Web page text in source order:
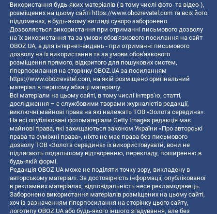
Використання будь-яких матеріалів ( в тому числі фото- та відео-),
розміщених на цьому сайті https://www.obozrevatel.com та всіх його
піддоменах, в будь-якому вигляді суворо заборонено.
Дозволяється використання при отриманні письмового дозволу
на їх використання та за умови обов'язкового посилання на сайт
OBOZ.UA, а для інтернет-видань - при отриманні письмового
дозволу на їх використання та за умови обов'язкового
розміщення прямого, відкритого для пошукових систем,
гіперпосилання на сторінку OBOZ.UA за посиланням
https://www.obozrevatel.com, на якій розміщено оригінальний
матеріал в першому абзаці матеріалу.
Всі матеріали на цьому сайті, в тому числі інтерв’ю, статті,
дослідження – є службовими творами журналістів редакції,
виключні майнові права на які належать ТОВ «Золота середина».
На всі опубліковані фотоматеріали Getty Images редакція має
майнові права, які захищаються законом України «Про авторські
права та суміжні права», ніхто не має права без письмового
дозволу ТОВ «Золота середина» їх використовувати, вони не
підлягають подальшому відтворенню, перекладу, поширенню в
будь-якій формі.
Редакція OBOZ.UA може не поділяти точку зору, викладену в
авторському матеріалі. За достовірність інформації, опублікованої
в рекламних матеріалах, відповідальність несе рекламодавець.
Заборонено використання матеріалів розміщених на цьому сайті,
хоч із зазначенням гіперпосилання на сторінку цього сайту,
логотипу OBOZ.UA або будь-якого іншого згадування, але без